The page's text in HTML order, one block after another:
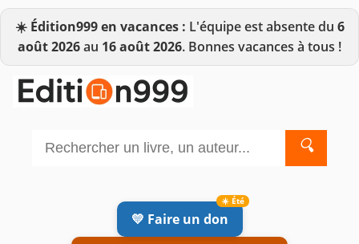
☀️ Édition999 en vacances : L'équipe est absente du 6
août 2026au 16 août 2026. Bonnes vacances à tous !
🔍
💛 Faire un don